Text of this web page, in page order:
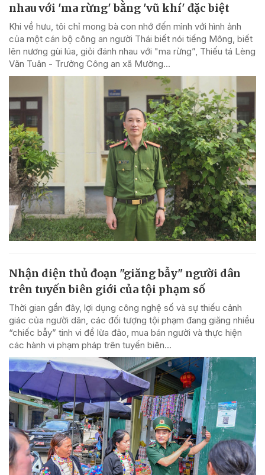
nhau với 'ma rừng' bằng 'vũ khí' đặc biệt
Khi về hưu, tôi chỉ mong bà con nhớ đến mình với hình ảnh
của một cán bộ công an người Thái biết nói tiếng Mông, biết
lên nương gùi lúa, giỏi đánh nhau với "ma rừng”, Thiếu tá Lèng
Văn Tuân - Trưởng Công an xã Mường...
Nhận diện thủ đoạn "giăng bẫy" người dân
trên tuyến biên giới của tội phạm số
Thời gian gần đây, lợi dụng công nghệ số và sự thiếu cảnh
giác của người dân, các đối tượng tội phạm đang giăng nhiều
“chiếc bẫy” tinh vi để lừa đảo, mua bán người và thực hiện
các hành vi phạm pháp trên tuyến biên...